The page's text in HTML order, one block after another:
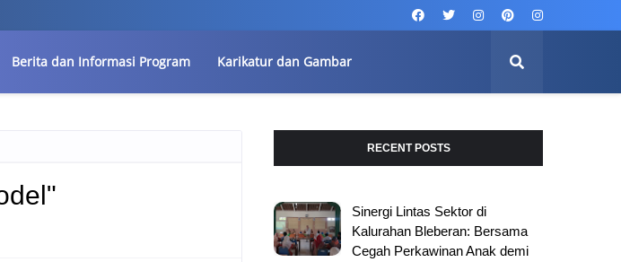
Berita dan Informasi Program Karikatur dan Gambar
RECENT POSTS
Sinergi Lintas Sektor di
Kalurahan Bleberan: Bersama
Cegah Perkawinan Anak demi